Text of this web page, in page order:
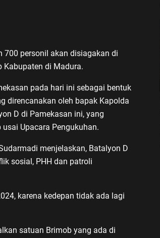
700 personil akan disiagakan di
Kabupaten di Madura.
pada hari ini sebagai bentuk
direncanakan oleh bapak Kapolda
D di Pamekasan ini, yang
Upacara Pengukuhan.
menjelaskan, Batalyon D
sosial, PHH dan patroli
karena kedepan tidak ada lagi
satuan Brimob yang ada di